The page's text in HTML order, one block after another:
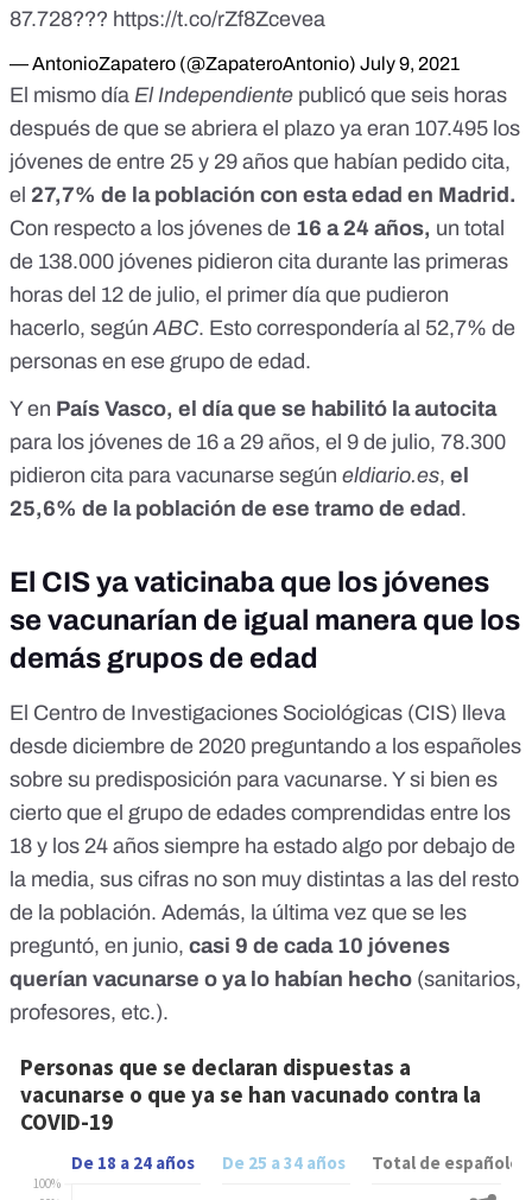
87.728??? https://t.co/rZf8Zcevea
— AntonioZapatero (@ZapateroAntonio) July 9, 2021
El mismo día El Independiente publicó que seis horas
después de que se abriera el plazo ya eran 107.495 los
jóvenes de entre 25 y 29 años que habían pedido cita,
el 27,7% de la población con esta edad en Madrid.
Con respecto a los jóvenes de 16 a 24 años, un total
de 138.000 jóvenes pidieron cita durante las primeras
horas del 12 de julio, el primer día que pudieron
hacerlo, segúnABC. Esto correspondería al 52,7% de
personas en ese grupo de edad.
Y en País Vasco, el día que se habilitó la autocita
para los jóvenes de 16 a 29 años, el 9 de julio, 78.300
pidieron cita para vacunarse según eldiario.es, el
25,6% de la población de ese tramo de edad .
El CIS ya vaticinaba que los jóvenes
se vacunarían de igual manera que los
demás grupos de edad
El Centro de Investigaciones Sociológicas (CIS) lleva
desde diciembre de 2020 preguntando a los españoles
sobre su predisposición para vacunarse. Y si bien es
cierto que el grupo de edades comprendidas entre los
18 y los 24 años siempre ha estado algo por debajo de
la media, sus cifras no son muy distintas a las del resto
de la población. Además, la última vez que se les
preguntó, en junio, casi 9 de cada 10 jóvenes
querían vacunarse o ya lo habían hecho (sanitarios,
profesores, etc.).